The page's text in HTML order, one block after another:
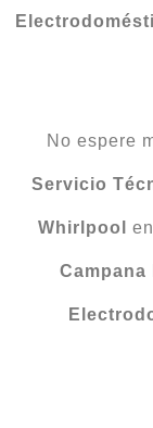
No espere
Servicio
Whirlpool en
Campana